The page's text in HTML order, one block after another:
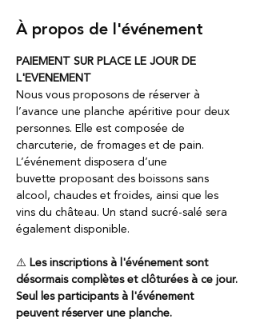
À propos de l'événement
PAIEMENT SUR PLACE LE JOUR DE
L'EVENEMENT
Nous vous proposons de réserver à
l’avance une planche apéritive pour deux
personnes. Elle est composée de
charcuterie, de fromages et de pain.
L’événement disposera d’une
buvette proposant des boissons sans
alcool, chaudes et froides, ainsi que les
vins du château. Un stand sucré-salé sera
également disponible.
⚠️ Les inscriptions à l'événement sont
désormais complètes et clôturées à ce jour.
Seul les participants à l'événement
peuvent réserver une planche.